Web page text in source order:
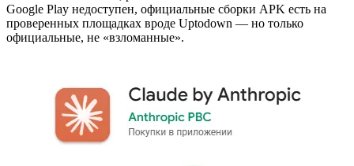
Google Play недоступен, официальные сборки APK есть на
проверенных площадках вроде Uptodown — но только
официальные, не «взломанные».